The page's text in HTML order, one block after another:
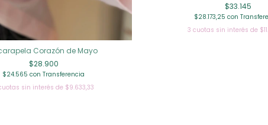
Corazón de Mayo
$28.900
$24.565con Transferencia
sin interés de $9.633,33
$33.145
$28.173,25 con
3 cuotas sin interés de